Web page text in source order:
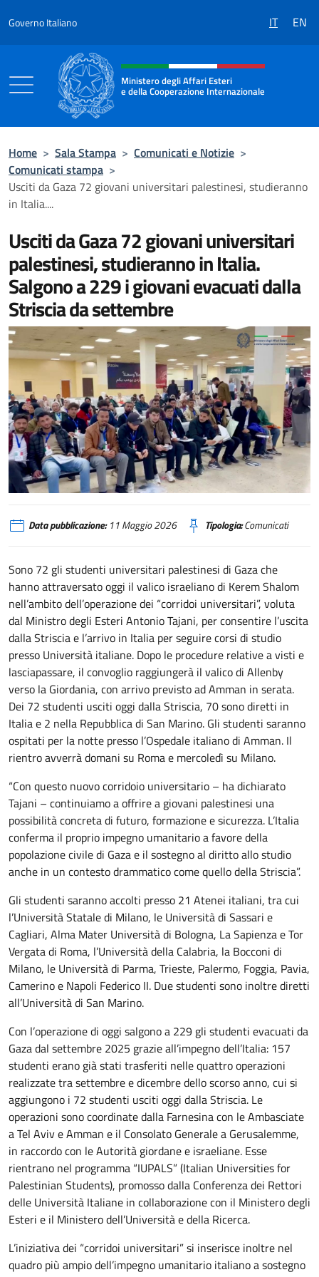
Governo Italiano IT EN
Intestazione sito, social e menù
Ministero degli Affari Esteri
e della Cooperazione Internazionale
Home > Sala Stampa > Comunicati e Notizie >
Comunicati stampa >
Usciti da Gaza 72 giovani universitari palestinesi, studieranno
in Italia....
Usciti da Gaza 72 giovani universitari
palestinesi, studieranno in Italia.
Salgono a 229 i giovani evacuati dalla
Striscia da settembre
Usciti da Gaza 72 giovani universitari palestinesi, studieranno in Italia.
Data pubblicazione:11 Maggio 2026 Tipologia:Comunicati
Sono 72 gli studenti universitari palestinesi di Gaza che
hanno attraversato oggi il valico israeliano di Kerem Shalom
nell’ambito dell’operazione dei “corridoi universitari”, voluta
dal Ministro degli Esteri Antonio Tajani, per consentire l’uscita
dalla Striscia e l’arrivo in Italia per seguire corsi di studio
presso Università italiane. Dopo le procedure relative a visti e
lasciapassare, il convoglio raggiungerà il valico di Allenby
verso la Giordania, con arrivo previsto ad Amman in serata.
Dei 72 studenti usciti oggi dalla Striscia, 70 sono diretti in
Italia e 2 nella Repubblica di San Marino. Gli studenti saranno
ospitati per la notte presso l’Ospedale italiano di Amman. Il
rientro avverrà domani su Roma e mercoledì su Milano.
“Con questo nuovo corridoio universitario – ha dichiarato
Tajani – continuiamo a offrire a giovani palestinesi una
possibilità concreta di futuro, formazione e sicurezza. L’Italia
conferma il proprio impegno umanitario a favore della
popolazione civile di Gaza e il sostegno al diritto allo studio
anche in un contesto drammatico come quello della Striscia”.
Gli studenti saranno accolti presso 21 Atenei italiani, tra cui
l’Università Statale di Milano, le Università di Sassari e
Cagliari, Alma Mater Università di Bologna, La Sapienza e Tor
Vergata di Roma, l’Università della Calabria, la Bocconi di
Milano, le Università di Parma, Trieste, Palermo, Foggia, Pavia,
Camerino e Napoli Federico II. Due studenti sono inoltre diretti
all’Università di San Marino.
Con l’operazione di oggi salgono a 229 gli studenti evacuati da
Gaza dal settembre 2025 grazie all’impegno dell’Italia: 157
studenti erano già stati trasferiti nelle quattro operazioni
realizzate tra settembre e dicembre dello scorso anno, cui si
aggiungono i 72 studenti usciti oggi dalla Striscia. Le
operazioni sono coordinate dalla Farnesina con le Ambasciate
a Tel Aviv e Amman e il Consolato Generale a Gerusalemme,
in raccordo con le Autorità giordane e israeliane. Esse
rientrano nel programma “IUPALS” (Italian Universities for
Palestinian Students), promosso dalla Conferenza dei Rettori
delle Università Italiane in collaborazione con il Ministero degli
Esteri e il Ministero dell’Università e della Ricerca.
L’iniziativa dei “corridoi universitari” si inserisce inoltre nel
quadro più ampio dell’impegno umanitario italiano a sostegno